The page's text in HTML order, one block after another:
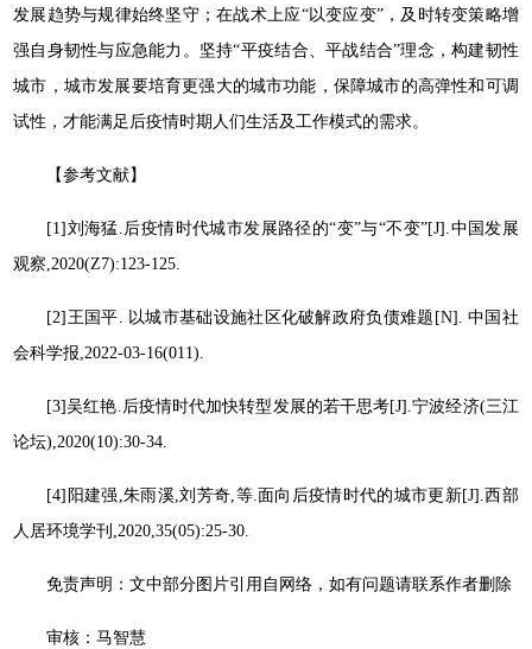
发展趋势与规律始终坚守；在战术上应“以变应变”，及时转变策略增
强自身韧性与应急能力。坚持“平疫结合、平战结合”理念，构建韧性
城市，城市发展要培育更强大的城市功能，保障城市的高弹性和可调
试性，才能满足后疫情时期人们生活及工作模式的需求。
【参考文献】
[1]刘海猛.后疫情时代城市发展路径的“变”与“不变”[J].中国发展
观察,2020(Z7):123-125.
[2]王国平. 以城市基础设施社区化破解政府负债难题[N]. 中国社
会科学报,2022-03-16(011).
[3]吴红艳.后疫情时代加快转型发展的若干思考[J].宁波经济(三江
论坛),2020(10):30-34.
[4]阳建强,朱雨溪,刘芳奇,等.面向后疫情时代的城市更新[J].西部
人居环境学刊,2020,35(05):25-30.
免责声明：文中部分图片引用自网络，如有问题请联系作者删除
审核：马智慧